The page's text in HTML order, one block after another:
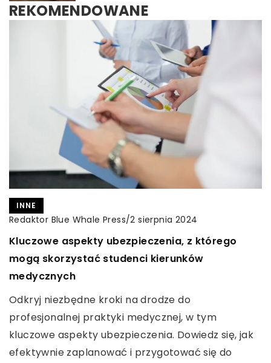
REKOMENDOWANE
TURYSTYKA I REKREACJA
Redaktor Blue Whale Press/8 października 2024
Jak aktywne wakacje mogą wpłynąć na
zdrowie i samopoczucie młodzieży?
Odkryj, jak aktywność fizyczna podczas wakacji
może poprawić zdrowie fizyczne i psychiczne
młodzieży, wspierając ich rozwój i codzienne
samopoczucie.
INNE
Redaktor Blue Whale Press/2 sierpnia 2024
Kluczowe aspekty ubezpieczenia, z którego
mogą skorzystać studenci kierunków
medycznych
Odkryj niezbędne kroki na drodze do
profesjonalnej praktyki medycznej, w tym
kluczowe aspekty ubezpieczenia. Dowiedz się, jak
efektywnie zaplanować i przygotować się do
INNE
Redaktor Blue Whale Press/9 stycznia 2024
Porównanie technik tatuażu za pomocą
tradycyjnych igieł i cartridgów. Jak wybrać
idealne narzędzie?
Artykuł analizuje różnice i podobieństwa między
tatuażowaniem przy użyciu tradycyjnych igieł i
cartridge'ów, pomagając Ci zdecydować, które
narzędzie będzie dla Ciebie idealne.